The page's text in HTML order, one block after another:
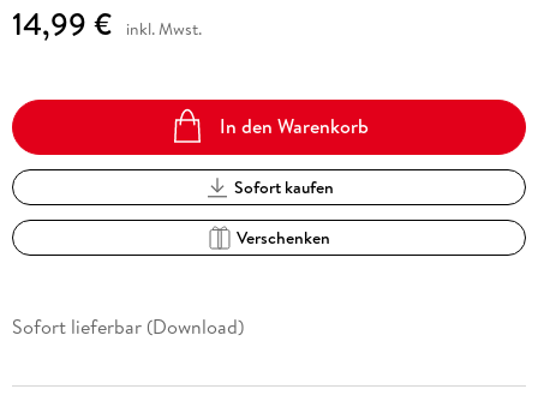
14,99 € inkl. Mwst.
In den Warenkorb
Sofort kaufen
Verschenken
Sofort lieferbar (Download)